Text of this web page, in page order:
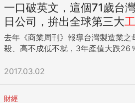
一口破英文，這個71歲台
日公司，拚出全球第三大
去年《商業周刊》報導台灣製造業之
殺、高不成低不就，3年產值大跌26
2017.03.02
財經